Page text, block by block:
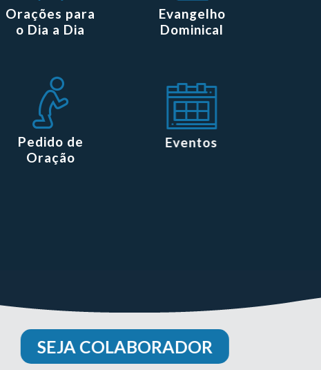
Orações para
o Dia a Dia
Evangelho
Dominical
Pedido de
Oração
Eventos
SEJA COLABORADOR